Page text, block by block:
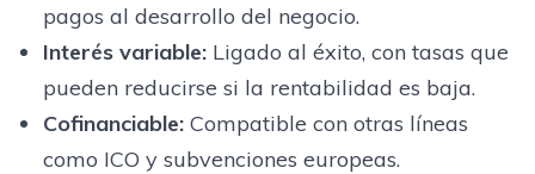
pagos al desarrollo del negocio.
Interés variable:Ligado al éxito, con tasas que
pueden reducirse si la rentabilidad es baja.
Cofinanciable:Compatible con otras líneas
como ICO y subvenciones europeas.